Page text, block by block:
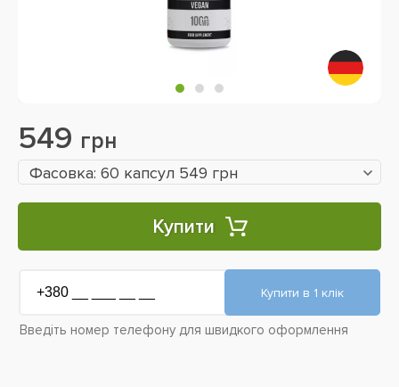
549 грн
Фасовка: 60 капсул 549 грн
Купити
Введіть номер телефону для швидкого оформлення